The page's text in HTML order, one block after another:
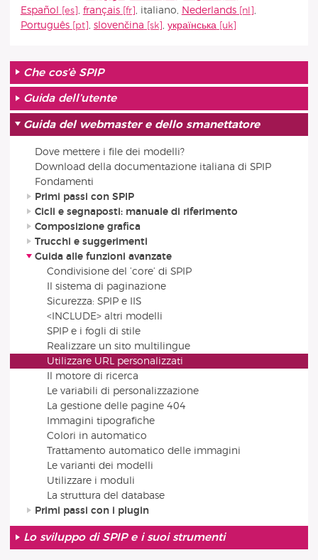
Español
français italiano Nederlands
Português
slovenčina українська
Che cos’è SPIP
Guida dell’utente
Guida del webmaster e dello smanettatore
Dove mettere i file dei modelli?
Download della documentazione italiana di SPIP
Fondamenti
Primi passi con SPIP
Cicli e segnaposti: manuale di riferimento
Composizione grafica
Trucchi e suggerimenti
Guida alle funzioni avanzate
Condivisione del ’core’ di SPIP
Il sistema di paginazione
Sicurezza: SPIP e IIS
<INCLUDE> altri modelli
SPIP e i fogli di stile
Realizzare un sito multilingue
Utilizzare URL personalizzati
Il motore di ricerca
Le variabili di personalizzazione
La gestione delle pagine 404
Immagini tipografiche
Colori in automatico
Trattamento automatico delle immagini
Le varianti dei modelli
Utilizzare i moduli
La struttura del database
Primi passi con i plugin
Lo sviluppo di SPIP e i suoi strumenti